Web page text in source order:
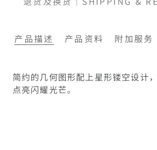
产品描述 产品资料 附加服务
简约的几何图形配上星形镂空设计